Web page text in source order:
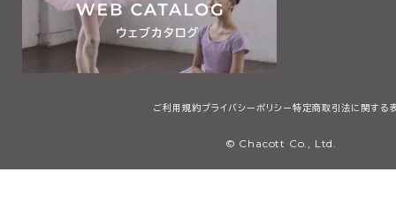
ご利用規約プライバシーポリシー 特定商取引法に関する
© Chacott Co., Ltd.